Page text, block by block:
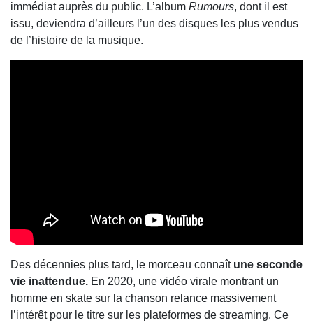
immédiat auprès du public. L’album Rumours, dont il est
issu, deviendra d’ailleurs l’un des disques les plus vendus
de l’histoire de la musique.
Des décennies plus tard, le morceau connaît une seconde
vie inattendue. En 2020, une vidéo virale montrant un
homme en skate sur la chanson relance massivement
l’intérêt pour le titre sur les plateformes de streaming. Ce